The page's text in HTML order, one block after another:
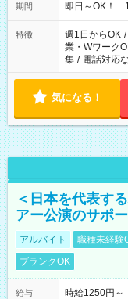
期間 即日～OK！ 1
特徴 週1日からOK /
業・Wワーク
集 / 電話対応
気になる！
＜日本を代表す
アー公演のサポ
アルバイト 職種未経験
ブランクOK
給与
時給1250円～